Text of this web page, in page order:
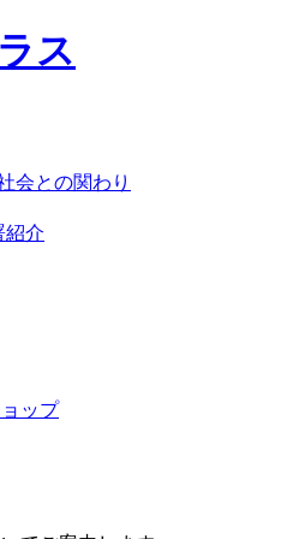
ス
会との関わり
紹介
ップ